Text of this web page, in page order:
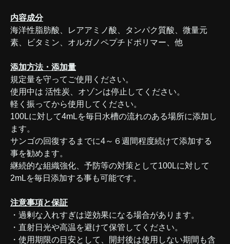
内容成分
海洋性脂肪酸、レアアミノ酸、タンパク質酸、微量元
素、ビタミン、オルガノペプチドポリマー、他
添加方法・添加量
規定量を守ってご使用ください。
使用中は 活性炭、オゾンは停止してください。
軽く振ってから使用してください。
100Lに対して4mLを毎日水槽の流れのある場所に添加し
ます。
サンゴの回復するまでに4～６週間程度続けて添加する
事を勧めます。
継続的な組織強化、予防等の対策として100Lに対して
2mLを毎日添加する事も可能です。
注意事項と保証
・過剰な入れすぎは逆効果になる場合があります。
・直射日光や高温を避けて保管してください。
・使用期限の目安として、開封後は使用しない期間も含